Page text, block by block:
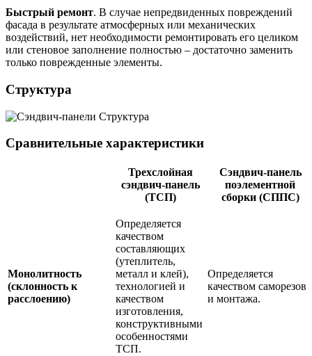
Быстрый ремонт. В случае непредвиденных повреждений
фасада в результате атмосферных или механических
воздействий, нет необходимости ремонтировать его целиком
или стеновое заполнение полностью – достаточно заменить
только поврежденные элементы.
Структура
Сравнительные характеристики
Трехслойная
сэндвич-панель
(ТСП)
Сэндвич-панель
поэлементной
сборки (СППС)
Монолитность
(склонность к
расслоению)
Определяется
качеством
составляющих
(утеплитель,
металл и клей),
технологией и
качеством
изготовления,
конструктивными
особенностями
ТСП.
Определяется
качеством саморезов
и монтажа.